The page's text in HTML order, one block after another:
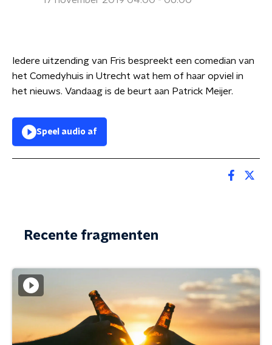
Iedere uitzending van Fris bespreekt een comedian van
het Comedyhuis in Utrecht wat hem of haar opviel in
het nieuws. Vandaag is de beurt aan Patrick Meijer.
Speel audio af
Recente fragmenten